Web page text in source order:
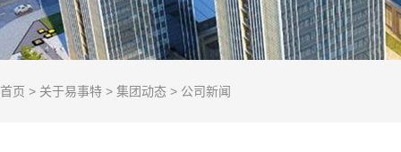
首页 > 关于易事特 > 集团动态 > 公司新闻